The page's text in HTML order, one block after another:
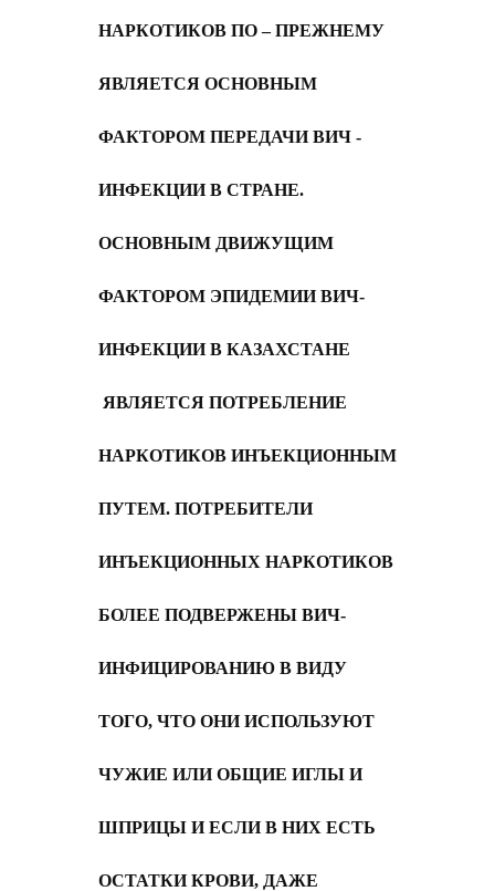
НАРКОТИКОВ ПО – ПРЕЖНЕМУ
ЯВЛЯЕТСЯ ОСНОВНЫМ
ФАКТОРОМ ПЕРЕДАЧИ ВИЧ -
ИНФЕКЦИИ В СТРАНЕ.
ОСНОВНЫМ ДВИЖУЩИМ
ФАКТОРОМ ЭПИДЕМИИ ВИЧ-
ИНФЕКЦИИ В КАЗАХСТАНЕ
ЯВЛЯЕТСЯ ПОТРЕБЛЕНИЕ
НАРКОТИКОВ ИНЪЕКЦИОННЫМ
ПУТЕМ. ПОТРЕБИТЕЛИ
ИНЪЕКЦИОННЫХ НАРКОТИКОВ
БОЛЕЕ ПОДВЕРЖЕНЫ ВИЧ-
ИНФИЦИРОВАНИЮ В ВИДУ
ТОГО, ЧТО ОНИ ИСПОЛЬЗУЮТ
ЧУЖИЕ ИЛИ ОБЩИЕ ИГЛЫ И
ШПРИЦЫ И ЕСЛИ В НИХ ЕСТЬ
ОСТАТКИ КРОВИ, ДАЖЕ